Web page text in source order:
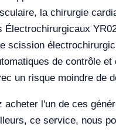
la chirurgie
Électrochirurgicaux
scission
de contrôle
un risque moindre de
acheter l'un de ces
ce service, nous